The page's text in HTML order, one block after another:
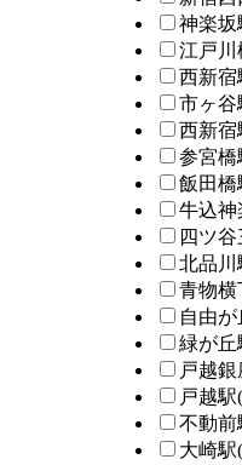
神楽坂
江戸川
西新宿
市ヶ谷
西新宿
参宮橋
飯田橋
牛込神
四ツ
北品川
青物横
自由が
緑が丘
戸越銀
戸越駅
不動前
大崎駅